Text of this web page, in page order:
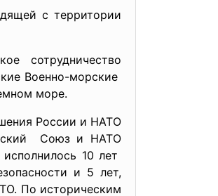
с территории
сотрудничество
Военно-морские
море.
России и НАТО
Союз и НАТО
10 лет
и 5 лет,
По историческим